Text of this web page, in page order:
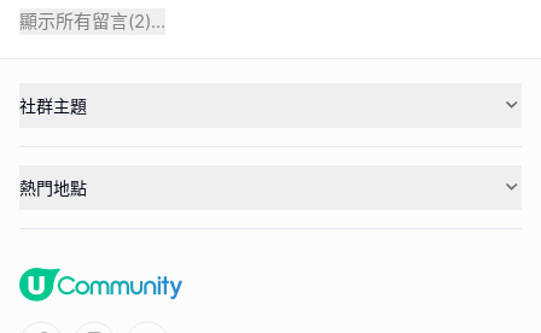
顯示所有留言(2)...
社群主題
熱門地點